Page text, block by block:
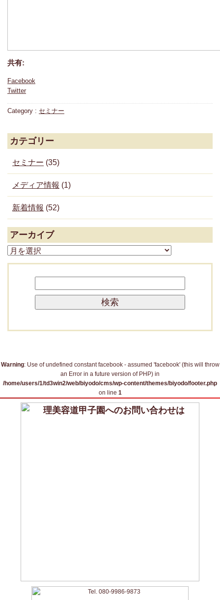
共有:
Facebook
Twitter
Category : セミナー
カテゴリー
セミナー (35)
メディア情報 (1)
新着情報 (52)
アーカイブ
ア
ー
検
索:
Warning: Use of undefined constant facebook - assumed 'facebook' (this will throw
an Error in a future version of PHP) in
/home/users/1/td3win2/web/biyodo/cms/wp-content/themes/biyodo/footer.php
on line 1